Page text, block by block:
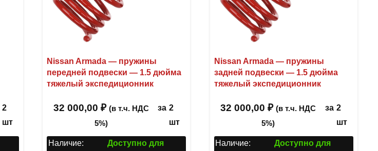
2
шт
Nissan Armada — пружины
передней подвески — 1.5 дюйма
тяжелый экспедиционник
32 000,00 ₽ (в т.ч. НДС
5%)
за 2
шт
Наличие:
Доступно для
Nissan Armada — пружины
задней подвески — 1.5 дюйма
тяжелый экспедиционник
32 000,00₽ (в т.ч. НДС
5%)
за 2
шт
Наличие:
Доступно для